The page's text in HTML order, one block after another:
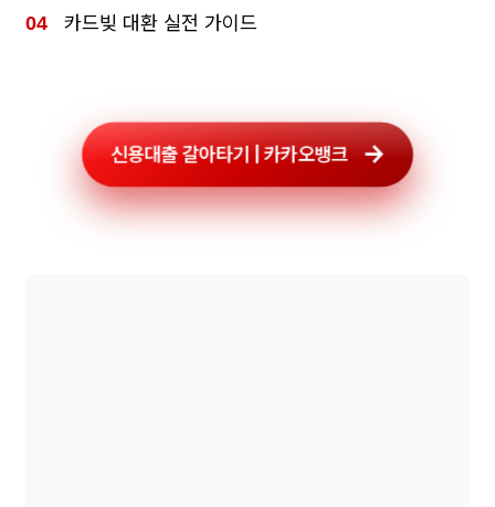
카드빚 대환 실전 가이드
신용대출 갈아타기 | 카카오뱅크